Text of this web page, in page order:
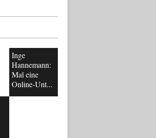
Inge
Hannemann:
Mal eine
Online-Unt...